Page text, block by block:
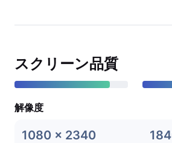
スクリーン品質
解像度
1080 x 2340